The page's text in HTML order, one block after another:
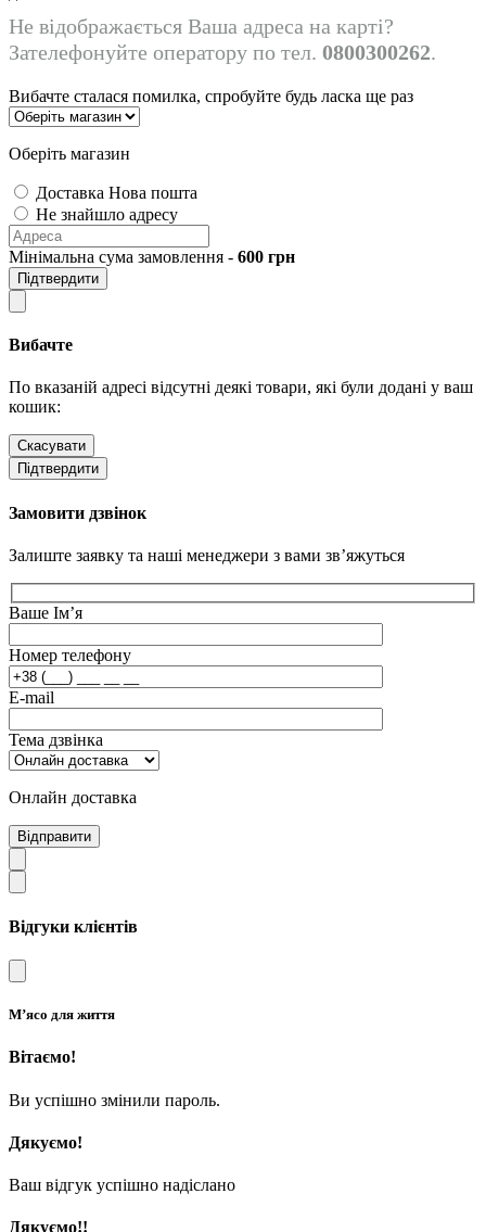
Не відображається Ваша адреса на карті?
Зателефонуйте оператору по тел. 0800300262.
Вибачте сталася помилка, спробуйте будь ласка ще раз
Оберіть магазин
Доставка Нова пошта
Не знайшло адресу
Мінімальна сума замовлення - 600 грн
Підтвердити
Вибачте
По вказаній адресі відсутні деякі товари, які були додані у ваш
кошик:
Скасувати
Підтвердити
Замовити дзвінок
Залиште заявку та наші менеджери з вами зв’яжуться
Ваше Ім’я
Номер телефону
E-mail
Тема дзвінка
Онлайн доставка
Відправити
Відгуки клієнтів
М’ясо для життя
Вітаємо!
Ви успішно змінили пароль.
Дякуємо!
Ваш відгук успішно надіслано
Дякуємо!!